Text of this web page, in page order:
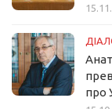
про